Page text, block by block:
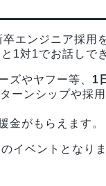
エンジニア採用
1対1でお話しで
ズやヤフー等、 1
ーンシップや採
金がもらえます。
イベントとなり